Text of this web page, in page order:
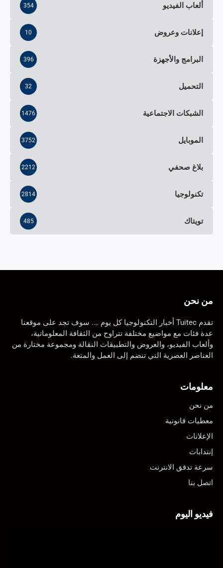
ألعاب الفيديو 354
إعلانات وعروض 10
البرامج والأجهزة 396
التحميل 32
الشبكات الاجتماعية 1476
الموبايل 3752
بلاغ صحفي 2212
تكنولوجيا 2814
تويتاك 485
من نحن
تقدم Tuitec أخبار التكنولوجيا كل يوم …. سوف تجد على موقعنا
عدة فئات مع مواضيع مختلفة تتراوح من الثقافة المعلوماتية،
وألعاب الفيديو، والعروض والتطبيقات النقالة ومجموعة مختارة من
العناصر العصرية التي تنضم إلى العمل والمتعة.
معلومات
من نحن
معطيات قانونية
الإعلانات
إنتدابات
سرعة تدفق الانترنت
اتصل بنا
فيديو اليوم